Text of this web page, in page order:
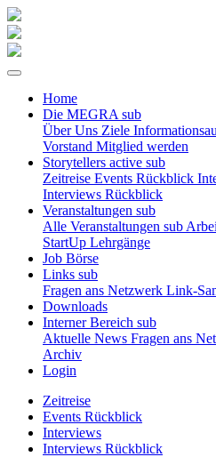
Home
Die MEGRA sub
Über Uns Ziele
Vorstand Mitglied werden
Storytellers active sub
Zeitreise Events Rückblick
Interviews Rückblick
Veranstaltungen sub
Alle Veranstaltungen sub
StartUp Lehrgänge
Job Börse
Links sub
Fragen ans Netzwerk Link-
Downloads
Interner Bereich sub
Aktuelle News Fragen ans
Archiv
Login
Zeitreise
Events Rückblick
Interviews
Interviews Rückblick